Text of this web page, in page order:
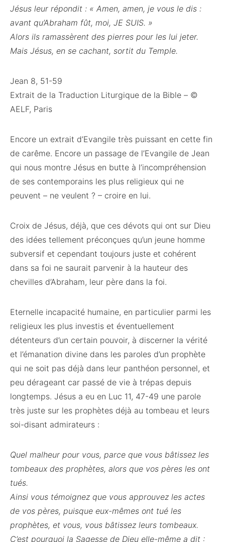
Jésus leur répondit : « Amen, amen, je vous le dis :
avant qu’Abraham fût, moi, JE SUIS. »
Alors ils ramassèrent des pierres pour les lui jeter.
Mais Jésus, en se cachant, sortit du Temple.
Jean 8, 51-59
Extrait de la Traduction Liturgique de la Bible – ©
AELF, Paris
Encore un extrait d’Evangile très puissant en cette fin
de carême. Encore un passage de l’Evangile de Jean
qui nous montre Jésus en butte à l’incompréhension
de ses contemporains les plus religieux qui ne
peuvent – ne veulent ? – croire en lui.
Croix de Jésus, déjà, que ces dévots qui ont sur Dieu
des idées tellement préconçues qu’un jeune homme
subversif et cependant toujours juste et cohérent
dans sa foi ne saurait parvenir à la hauteur des
chevilles d’Abraham, leur père dans la foi.
Eternelle incapacité humaine, en particulier parmi les
religieux les plus investis et éventuellement
détenteurs d’un certain pouvoir, à discerner la vérité
et l’émanation divine dans les paroles d’un prophète
qui ne soit pas déjà dans leur panthéon personnel, et
peu dérageant car passé de vie à trépas depuis
longtemps. Jésus a eu en Luc 11, 47-49 une parole
très juste sur les prophètes déjà au tombeau et leurs
soi-disant admirateurs :
Quel malheur pour vous, parce que vous bâtissez les
tombeaux des prophètes, alors que vos pères les ont
tués.
Ainsi vous témoignez que vous approuvez les actes
de vos pères, puisque eux-mêmes ont tué les
prophètes, et vous, vous bâtissez leurs tombeaux.
C’est pourquoi la Sagesse de Dieu elle-même a dit :